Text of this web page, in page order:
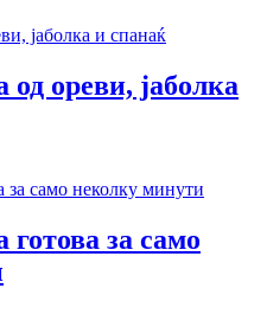
од ореви, јаболка
за само